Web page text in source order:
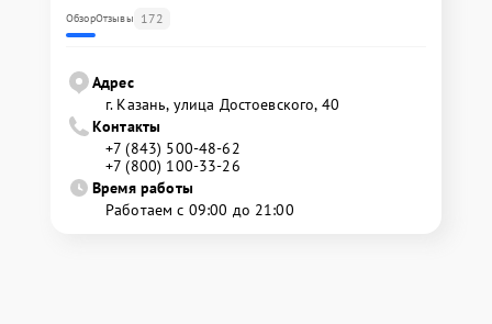
ОбзорОтзывы 172
Адрес
г. Казань, улица Достоевского, 40
Контакты
+7 (843) 500-48-62
+7 (800) 100-33-26
Время работы
Работаем с 09:00 до 21:00